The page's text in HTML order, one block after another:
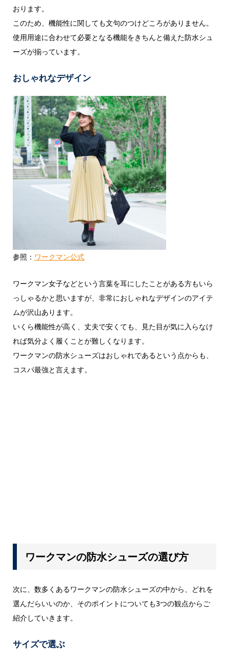
おります。
このため、機能性に関しても文句のつけどころがありません。
使用用途に合わせて必要となる機能をきちんと備えた防水シュ
ーズが揃っています。
おしゃれなデザイン
参照： ワークマン公式
ワークマン女子などという言葉を耳にしたことがある方もいら
っしゃるかと思いますが、非常におしゃれなデザインのアイテ
ムが沢山あります。
いくら機能性が高く、丈夫で安くても、見た目が気に入らなけ
れば気分よく履くことが難しくなります。
ワークマンの防水シューズはおしゃれであるという点からも、
コスパ最強と言えます。
ワークマンの防水シューズの選び方
次に、数多くあるワークマンの防水シューズの中から、どれを
選んだらいいのか、そのポイントについても3つの観点からご
紹介していきます。
サイズで選ぶ